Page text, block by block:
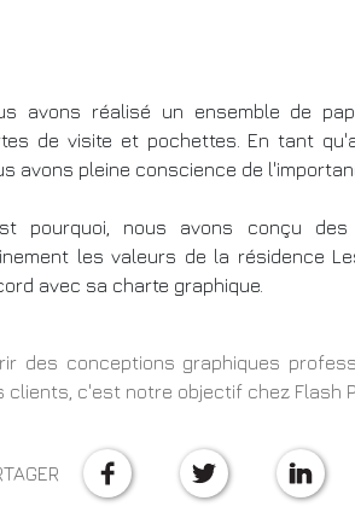
avons réalisé un ensemble de
de visite et pochettes. En tant
avons pleine conscience de
pourquoi, nous avons conçu
les valeurs de la résidence
avec sa charte graphique.
des conceptions graphiques
clients, c'est notre objectif chez Flash